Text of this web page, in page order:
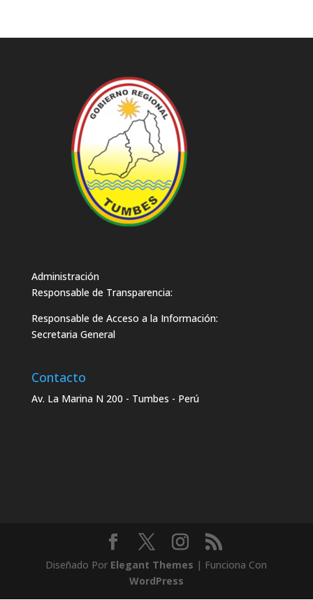
Administración
Responsable de Transparencia:
Responsable de Acceso a la Información:
Secretaria General
Contacto
Av. La Marina N 200 - Tumbes - Perú
Diseñado Por Elegant Themes | Funciona Con
WordPress